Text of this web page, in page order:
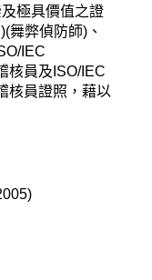
極具價值之證
舞弊偵防師)、
IEC
核員及ISO/IEC
核員證照，藉以